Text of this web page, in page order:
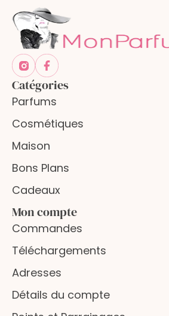
Catégories
Parfums
Cosmétiques
Maison
Bons Plans
Cadeaux
Mon compte
Commandes
Téléchargements
Adresses
Détails du compte